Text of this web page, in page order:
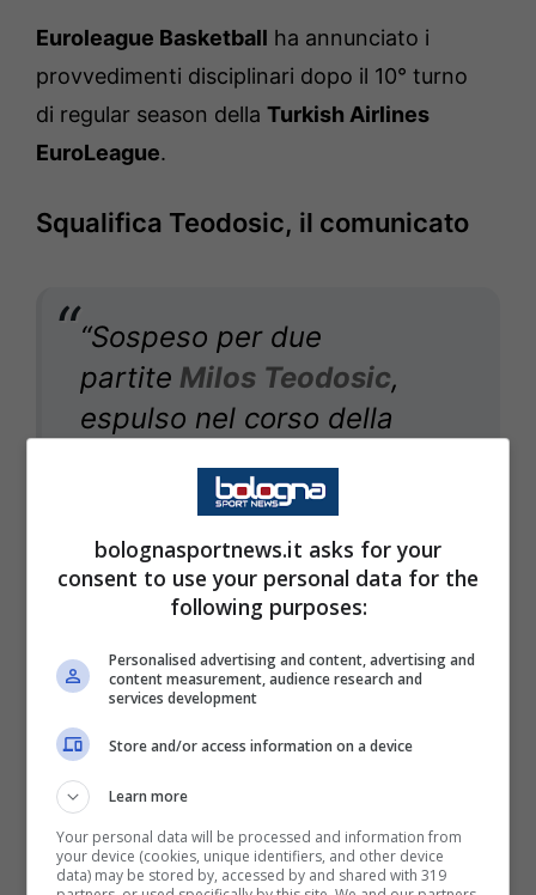
Euroleague Basketball ha annunciato i
provvedimenti disciplinari dopo il 10° turno
di regular season della Turkish Airlines
EuroLeague.
Squalifica Teodosic, il comunicato
“Sospeso per due
partite Milos Teodosic,
espulso nel corso della
gara contro l’Efes.
“Sospensione di due partite
a causa di atti offensivi e
ingiuriosi che
rappresentano una
mancanza di rispetto nei
confronti della squadra
arbitrale, in occasione della
partita casalinga contro
l’Anadolu Efes Istanbul, ai
sensi dell’articolo 29.2.i)
bolognasportnews.it asks for your
consent to use your personal data for the
following purposes:
Personalised advertising and content, advertising and
content measurement, audience research and
services development
Store and/or access information on a device
Learn more
Your personal data will be processed and information from
your device (cookies, unique identifiers, and other device
data) may be stored by, accessed by and shared with 319